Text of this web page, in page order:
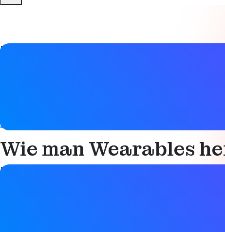
Details zum Studienführer
Bluetooth LE
Wie man Wearables
Details zum Studienführer